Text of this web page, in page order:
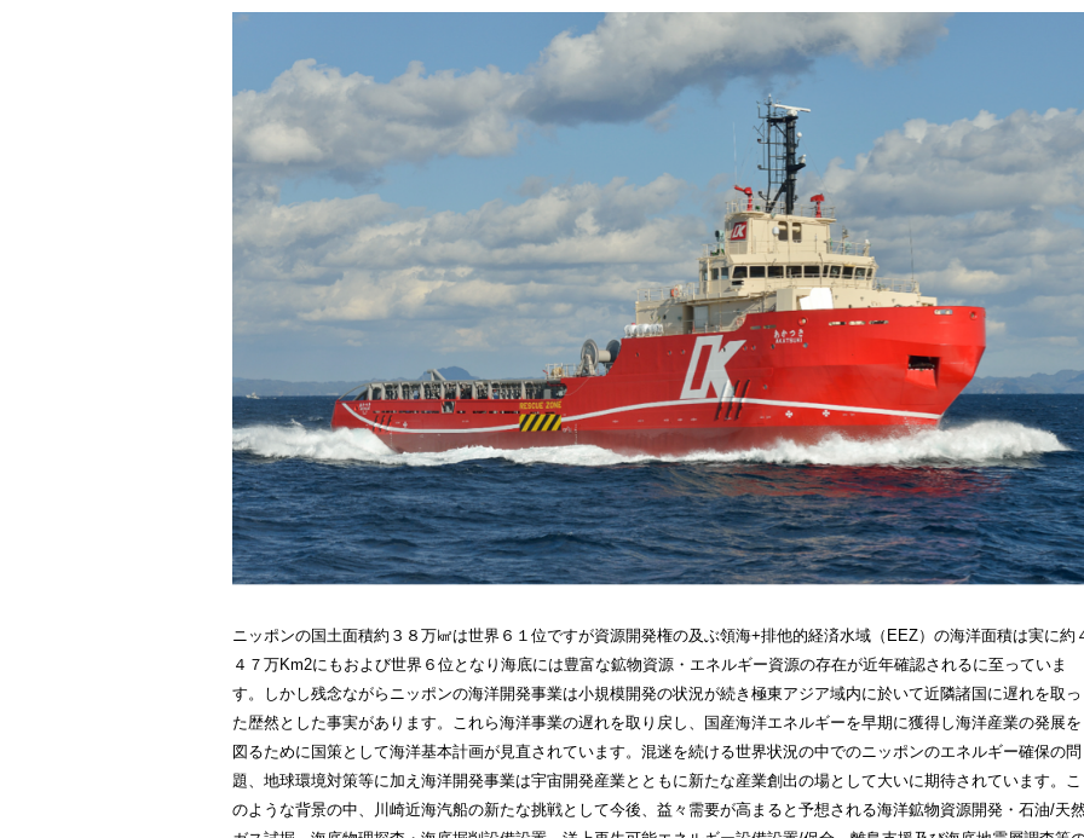
ニッポンの国土面積約３８万㎢は世界６１位ですが資源開発権の及ぶ領海+排他的経済水域（EEZ）の海洋面積は実に約
４７万Km2にもおよび世界６位となり海底には豊富な鉱物資源・エネルギー資源の存在が近年確認されるに至っていま
す。しかし残念ながらニッポンの海洋開発事業は小規模開発の状況が続き極東アジア域内に於いて近隣諸国に遅れを取っ
た歴然とした事実があります。これら海洋事業の遅れを取り戻し、国産海洋エネルギーを早期に獲得し海洋産業の発展を
図るために国策として海洋基本計画が見直されています。混迷を続ける世界状況の中でのニッポンのエネルギー確保の問
題、地球環境対策等に加え海洋開発事業は宇宙開発産業とともに新たな産業創出の場として大いに期待されています。こ
のような背景の中、川崎近海汽船の新たな挑戦として今後、益々需要が高まると予想される海洋鉱物資源開発・石油/天